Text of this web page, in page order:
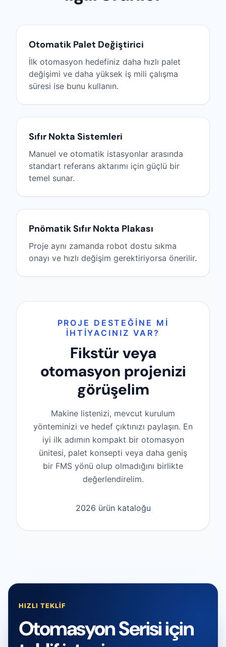
Otomatik Palet Değiştirici
İlk otomasyon hedefiniz daha hızlı palet
değişimi ve daha yüksek iş mili çalışma
süresi ise bunu kullanın.
Sıfır Nokta Sistemleri
Manuel ve otomatik istasyonlar arasında
standart referans aktarımı için güçlü bir
temel sunar.
Pnömatik Sıfır Nokta Plakası
Proje aynı zamanda robot dostu sıkma
onayı ve hızlı değişim gerektiriyorsa önerilir.
PROJE DESTEĞINE MI
IHTIYACINIZ VAR?
Fikstür veya
otomasyon projenizi
görüşelim
Makine listenizi, mevcut kurulum
yönteminizi ve hedef çıktınızı paylaşın. En
iyi ilk adımın kompakt bir otomasyon
ünitesi, palet konsepti veya daha geniş
bir FMS yönü olup olmadığını birlikte
değerlendirelim.
2026 ürün kataloğu
HIZLI TEKLIF
Otomasyon Serisi için